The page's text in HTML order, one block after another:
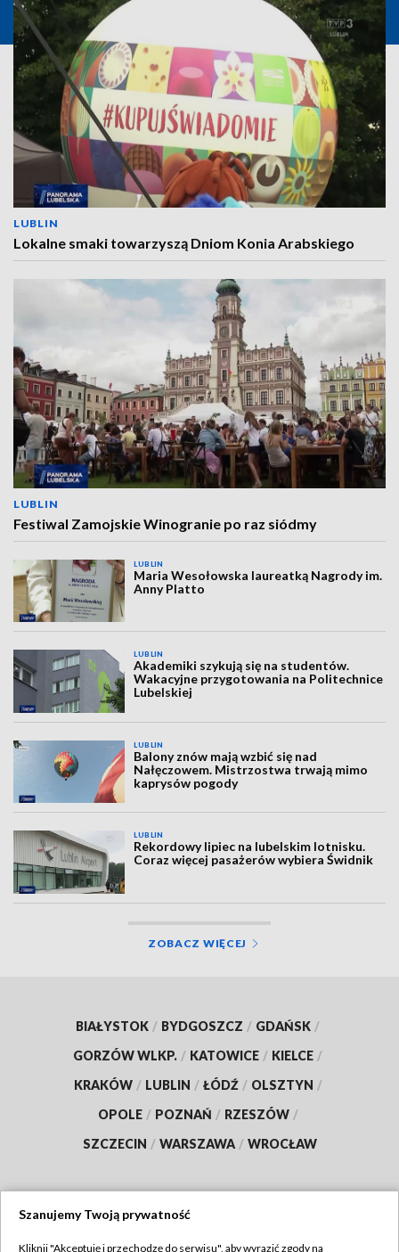
LUBLIN
Lokalne smaki towarzyszą Dniom Konia Arabskiego
LUBLIN
Festiwal Zamojskie Winogranie po raz siódmy
LUBLIN
Maria Wesołowska laureatką Nagrody im.
Anny Platto
LUBLIN
Akademiki szykują się na studentów.
Wakacyjne przygotowania na Politechnice
Lubelskiej
LUBLIN
Balony znów mają wzbić się nad
Nałęczowem. Mistrzostwa trwają mimo
kaprysów pogody
LUBLIN
Rekordowy lipiec na lubelskim lotnisku.
Coraz więcej pasażerów wybiera Świdnik
ZOBACZ WIĘCEJ
BIAŁYSTOK / BYDGOSZCZ / GDAŃSK /
GORZÓW WLKP. / KATOWICE / KIELCE /
KRAKÓW / LUBLIN / ŁÓDŹ / OLSZTYN /
OPOLE / POZNAŃ / RZESZÓW /
SZCZECIN / WARSZAWA / WROCŁAW
Szanujemy Twoją prywatność
Kliknij "Akceptuję i przechodzę do serwisu", aby wyrazić zgody na